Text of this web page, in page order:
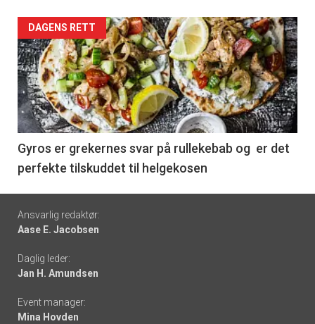
Forsiden
akkurat
nå
-
6
DAGENS RETT
Gyros er grekernes svar på rullekebab og er det
perfekte tilskuddet til helgekosen
Footer
-
links
Ansvarlig redaktør:
Aase E. Jacobsen
Daglig leder:
Jan H. Amundsen
Event manager:
Mina Hovden